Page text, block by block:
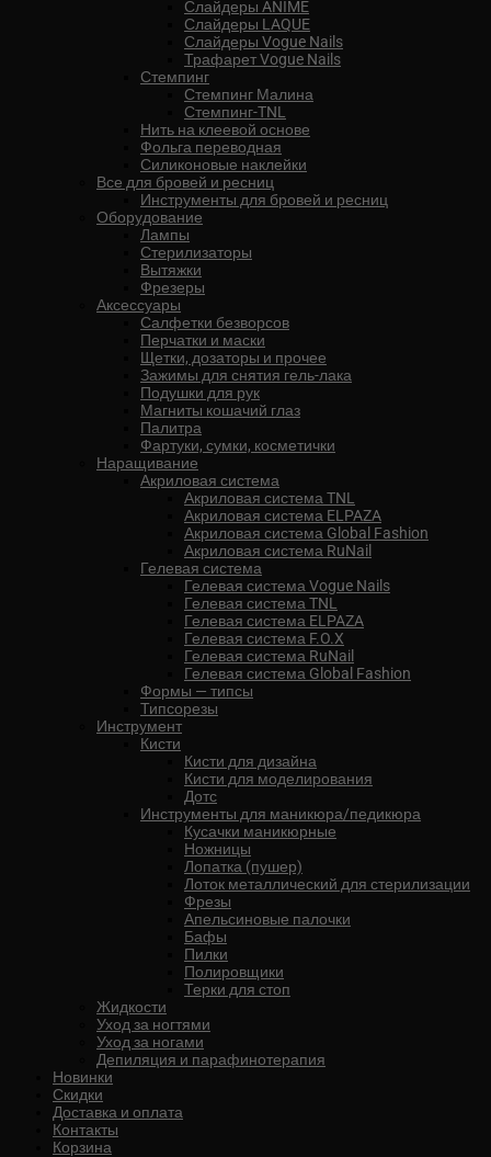
Слайдеры ANIME
Слайдеры LAQUE
Слайдеры Vogue Nails
Трафарет Vogue Nails
Стемпинг
Стемпинг Малина
Стемпинг-TNL
Нить на клеевой основе
Фольга переводная
Силиконовые наклейки
Все для бровей и ресниц
Инструменты для бровей и ресниц
Оборудование
Лампы
Стерилизаторы
Вытяжки
Фрезеры
Аксессуары
Салфетки безворсов
Перчатки и маски
Щетки, дозаторы и прочее
Зажимы для снятия гель-лака
Подушки для рук
Магниты кошачий глаз
Палитра
Фартуки, сумки, косметички
Наращивание
Акриловая система
Акриловая система TNL
Акриловая система ELPAZA
Акриловая система Global Fashion
Акриловая система RuNail
Гелевая система
Гелевая система Vogue Nails
Гелевая система TNL
Гелевая система ELPAZA
Гелевая система F.O.X
Гелевая система RuNail
Гелевая система Global Fashion
Формы — типсы
Типсорезы
Инструмент
Кисти
Кисти для дизайна
Кисти для моделирования
Дотс
Инструменты для маникюра/педикюра
Кусачки маникюрные
Ножницы
Лопатка (пушер)
Лоток металлический для стерилизации
Фрезы
Апельсиновые палочки
Бафы
Пилки
Полировщики
Терки для стоп
Жидкости
Уход за ногтями
Уход за ногами
Депиляция и парафинотерапия
Новинки
Скидки
Доставка и оплата
Контакты
Корзина